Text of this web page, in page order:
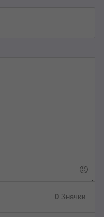
0 Значки